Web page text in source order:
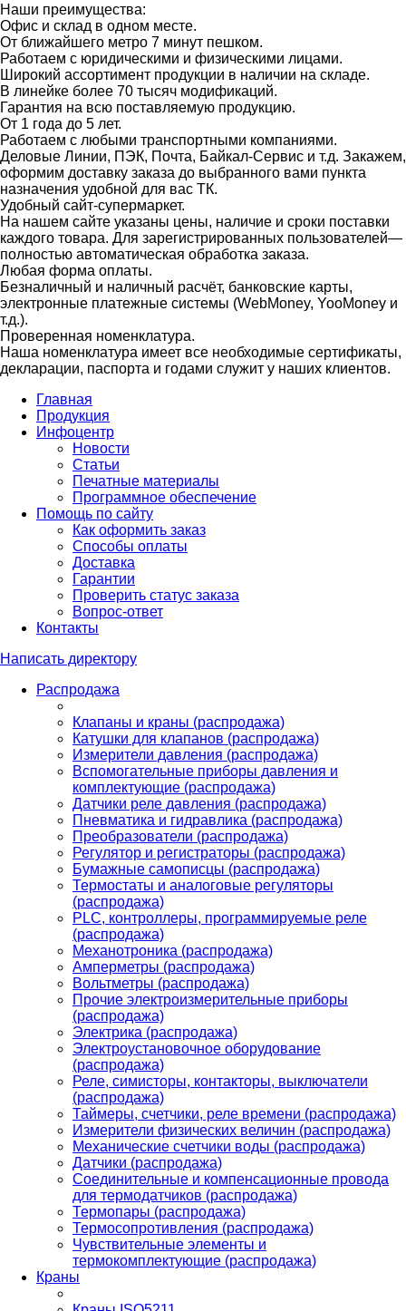
Наши преимущества:
Офис и склад в одном месте.
От ближайшего метро 7 минут пешком.
Работаем с юридическими и физическими лицами.
Широкий ассортимент продукции в наличии на складе.
В линейке более 70 тысяч модификаций.
Гарантия на всю поставляемую продукцию.
От 1 года до 5 лет.
Работаем с любыми транспортными компаниями.
Деловые Линии, ПЭК, Почта, Байкал-Сервис и т.д. Закажем,
оформим доставку заказа до выбранного вами пункта
назначения удобной для вас ТК.
Удобный сайт-супермаркет.
На нашем сайте указаны цены, наличие и сроки поставки
каждого товара. Для зарегистрированных пользователей—
полностью автоматическая обработка заказа.
Любая форма оплаты.
Безналичный и наличный расчёт, банковские карты,
электронные платежные системы (WebMoney, YooMoney и
т.д.).
Проверенная номенклатура.
Наша номенклатура имеет все необходимые сертификаты,
декларации, паспорта и годами служит у наших клиентов.
Главная
Продукция
Инфоцентр
Новости
Статьи
Печатные материалы
Программное обеспечение
Помощь по сайту
Как оформить заказ
Способы оплаты
Доставка
Гарантии
Проверить статус заказа
Вопрос-ответ
Контакты
Написать директору
Распродажа
Клапаны и краны (распродажа)
Катушки для клапанов (распродажа)
Измерители давления (распродажа)
Вспомогательные приборы давления и
комплектующие (распродажа)
Датчики реле давления (распродажа)
Пневматика и гидравлика (распродажа)
Преобразователи (распродажа)
Регулятор и регистраторы (распродажа)
Бумажные самописцы (распродажа)
Термостаты и аналоговые регуляторы
(распродажа)
PLС, контроллеры, программируемые реле
(распродажа)
Механотроника (распродажа)
Амперметры (распродажа)
Вольтметры (распродажа)
Прочие электроизмерительные приборы
(распродажа)
Электрика (распродажа)
Электроустановочное оборудование
(распродажа)
Реле, симисторы, контакторы, выключатели
(распродажа)
Таймеры, счетчики, реле времени (распродажа)
Измерители физических величин (распродажа)
Механические счетчики воды (распродажа)
Датчики (распродажа)
Соединительные и компенсационные провода
для термодатчиков (распродажа)
Термопары (распродажа)
Термосопротивления (распродажа)
Чувствительные элементы и
термокомплектующие (распродажа)
Краны